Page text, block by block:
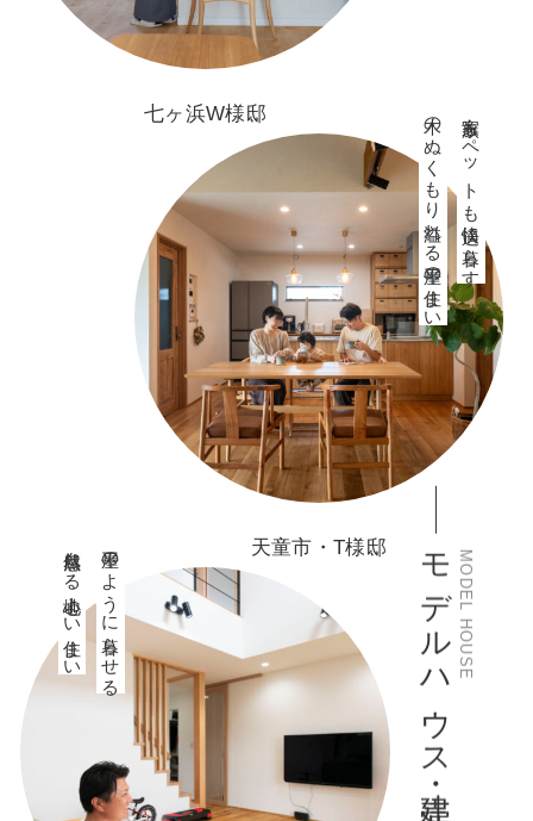
七ヶ浜W様邸 家族もペットも快適に暮らす
木のぬくもり溢れる平屋の住まい
天童市・T様邸
平屋のように暮らせる
自然感じる心地よい住まい MODEL HOUSE
モデルハウス・建売